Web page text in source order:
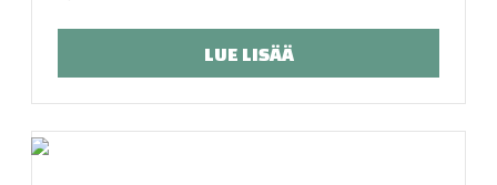
LUE LISÄÄ